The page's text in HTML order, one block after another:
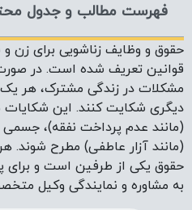
فهرست مطالب و جدول
حقوق و وظایف زناشویی برای زن
قوانین تعریف شده است. در
مشکلات در زندگی مشترک، هر یک
دیگری شکایت کنند. این شکایات
(مانند عدم پرداخت نفقه)، جسمی
(مانند آزار عاطفی) مطرح
حقوق یکی از طرفین است و برای
به مشاوره و نمایندگی وکیل